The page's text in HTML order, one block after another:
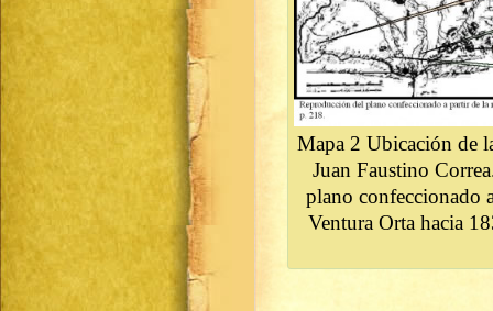
Mapa 2 Ubicación de
Juan Faustino
plano confeccionado
Ventura Orta hacia